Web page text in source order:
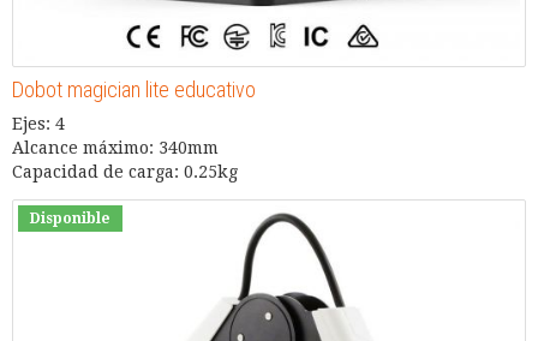
Dobot magician lite educativo
Ejes: 4
Alcance máximo: 340mm
Capacidad de carga: 0.25kg
Disponible